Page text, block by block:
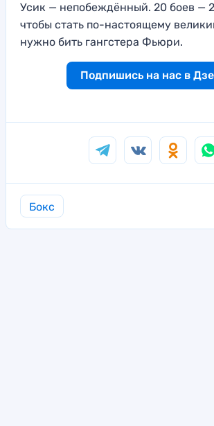
Усик — непобеждённый. 20 боев —
чтобы стать по-настоящему
нужно бить гангстера Фьюри.
Подпишись на нас в
Бокс